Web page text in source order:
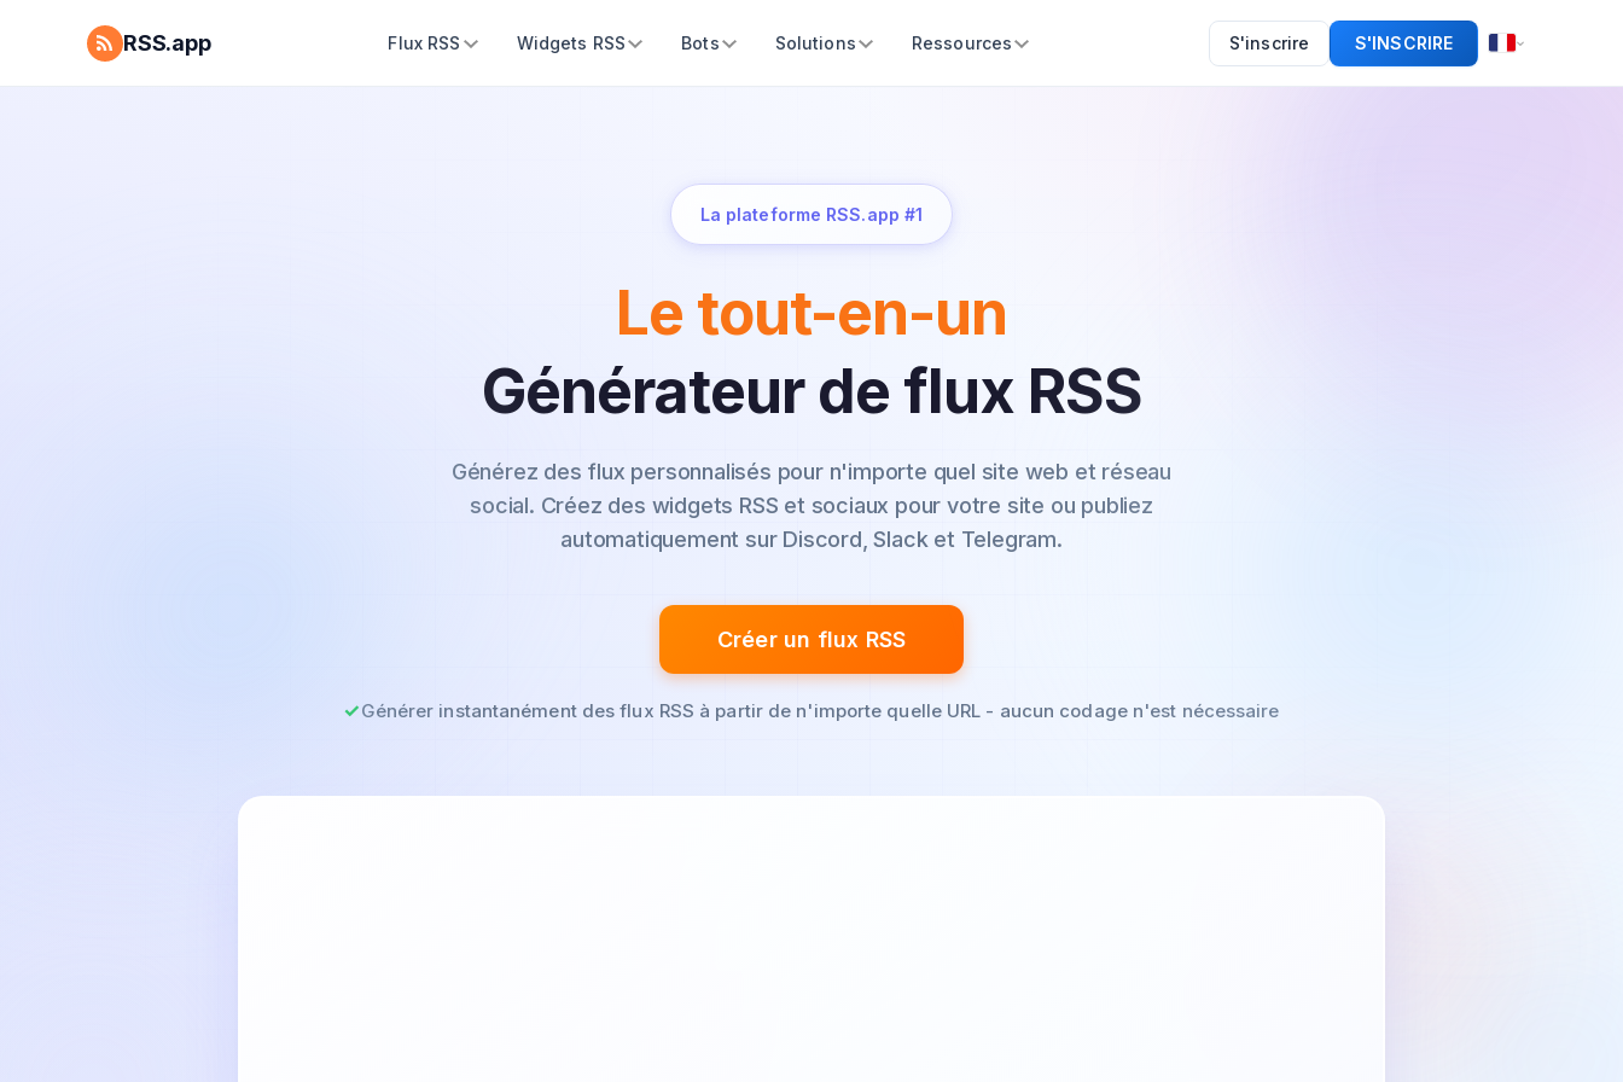
RSS.app Flux RSS Widgets RSS Bots Solutions Ressources S'inscrire S'INSCRIRE
La plateforme RSS.app #1
Le tout-en-un
Générateur de flux RSS
Générez des flux personnalisés pour n'importe quel site web et réseau
social. Créez des widgets RSS et sociaux pour votre site ou publiez
automatiquement sur Discord, Slack et Telegram.
Créer un flux RSS
Générer instantanément des flux RSS à partir de n'importe quelle URL - aucun codage n'est nécessaire